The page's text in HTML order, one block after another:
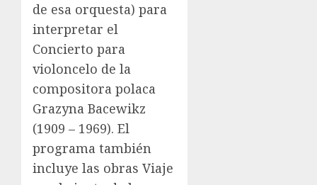
de esa orquesta) para
interpretar el
Concierto para
violoncelo de la
compositora polaca
Grazyna Bacewikz
(1909 – 1969). El
programa también
incluye las obras Viaje